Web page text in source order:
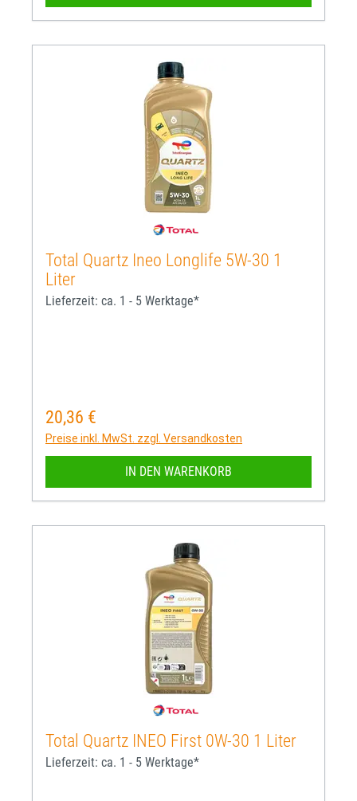
Total Quartz Ineo Longlife 5W-30 1
Liter
Lieferzeit: ca. 1 - 5 Werktage*
Regulärer Preis:
20,36 €
Preise inkl. MwSt. zzgl. Versandkosten
IN DEN WARENKORB
Total Quartz INEO First 0W-30 1 Liter
Lieferzeit: ca. 1 - 5 Werktage*